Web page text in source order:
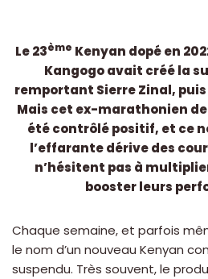
Le 23ème Kenyan dopé en
Kangogo avait créé la
remportant Sierre Zinal,
Mais cet ex-marathonien
été contrôlé positif, et ce
l’effarante dérive des
n’hésitent pas à
booster leurs
Chaque semaine, et parfois
le nom d’un nouveau Kenyan
suspendu. Très souvent, le